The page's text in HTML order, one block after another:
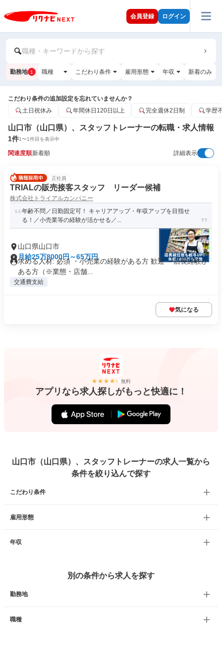
会員登録 ログイン
職種・キーワードから探す
勤務地 1 職種 こだわり条件 雇用形態 年収 新着のみ
こだわり条件の追加設定を忘れていませんか？
土日祝休み
年間休日120日以上 完全週休2日制 学歴
山口市（山口県）、スタッフトレーナーの転職・求人情報
1件1〜1件目を表示中
関連度順新着順 詳細表示
正社員
TRIALの販売接客スタッフ リーダー候補
株式会社トライアルカンパニー
年齢不問／日勤固定可！ キャリアアップ・年収アップを目指せ
る！／小売業等の経験が活かせる／...
山口県山口市
月給25万8000円～65万円
求める人材: 必須 ・小売業の経験がある方 歓迎 ・店長経験が
ある方（※業態・店舗...
交通費支給
気になる
無料
アプリなら求人探しがもっと快適に！
山口市（山口県）、スタッフトレーナーの求人一覧から
条件を絞り込んで探す
こだわり条件
雇用形態
年収
別の条件から求人を探す
勤務地
職種